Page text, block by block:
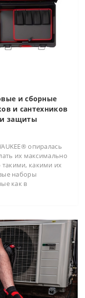
и сборные
и сантехников
защиты
опиралась
их максимально
какими их
наборы
как в